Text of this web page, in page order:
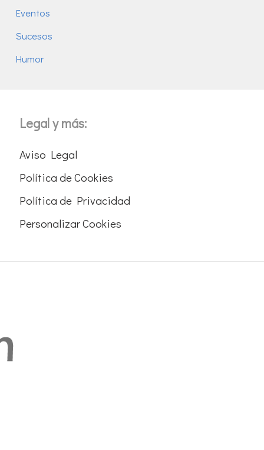
Eventos
Sucesos
Humor
Legal y más:
Aviso Legal
Política de Cookies
Política de Privacidad
Personalizar Cookies